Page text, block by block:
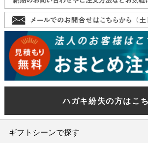
ハガキ紛失の方はこ
ギフトシーンで探す